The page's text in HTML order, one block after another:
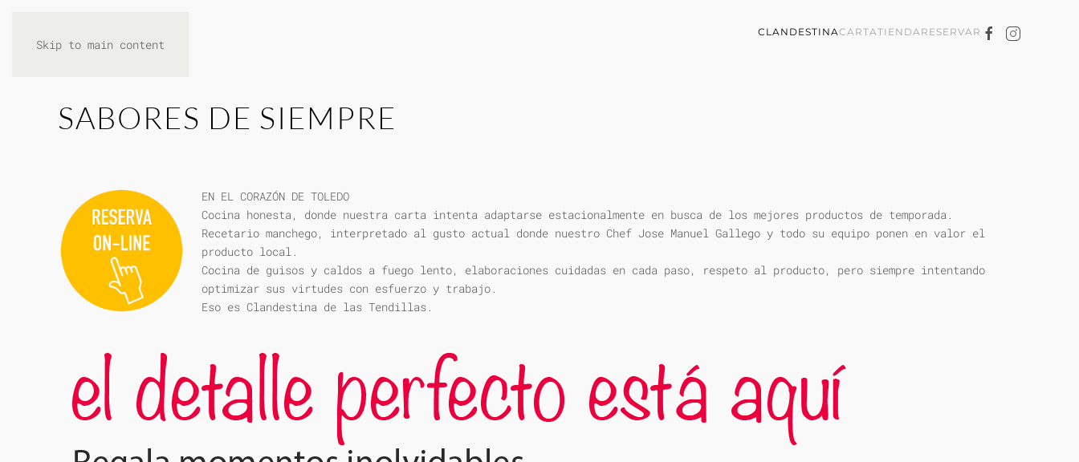
Skip to main content
CLANDESTINACARTATIENDARESERVAR
SABORES DE SIEMPRE
EN EL CORAZÓN DE TOLEDO
Cocina honesta, donde nuestra carta intenta adaptarse estacionalmente en busca de los mejores productos de temporada.
Recetario manchego, interpretado al gusto actual donde nuestro Chef Jose Manuel Gallego y todo su equipo ponen en valor el
producto local.
Cocina de guisos y caldos a fuego lento, elaboraciones cuidadas en cada paso, respeto al producto, pero siempre intentando
optimizar sus virtudes con esfuerzo y trabajo.
Eso es Clandestina de las Tendillas.